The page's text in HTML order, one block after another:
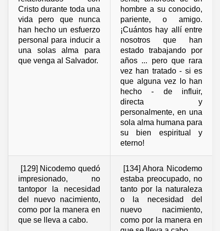
Cristo durante toda una
vida pero que nunca
han hecho un esfuerzo
personal para inducir a
una solas alma para
que venga al Salvador.
hombre a su conocido,
pariente, o amigo.
¡Cuántos hay allí entre
nosotros que han
estado trabajando por
años ... pero que rara
vez han tratado - si es
que alguna vez lo han
hecho - de influir,
directa y
personalmente, en una
sola alma humana para
su bien espiritual y
eterno!
[129] Nicodemo quedó
impresionado, no
tantopor la necesidad
del nuevo nacimiento,
como por la manera en
que se lleva a cabo.
[134] Ahora Nicodemo
estaba preocupado, no
tanto por la naturaleza
o la necesidad del
nuevo nacimiento,
como por la manera en